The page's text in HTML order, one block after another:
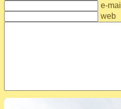
e-mail
web